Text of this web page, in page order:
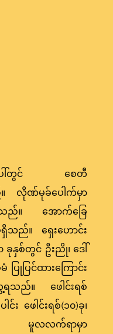
ပေါ်တွင် စေတီ
။ လိုဏ်မုခ်ပေါက်မှာ
။ အောက်ခြေ
ရှိသည်။ ရှေးဟောင်း
ခုနှစ်တွင် ဦးညို၊ ဒေါ်
ပြင်ထားကြောင်း
သည်။ ဖေါင်းရစ်
င်း ဖေါင်းရစ်(၁၀)ခု၊
မူလလက်ရာမှာ